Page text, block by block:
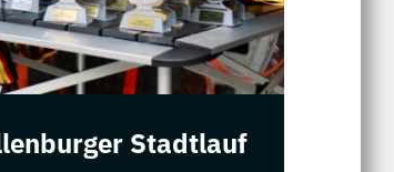
Stadtlauf